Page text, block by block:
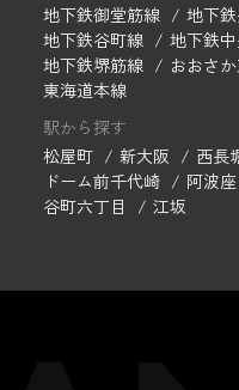
地下鉄御堂筋線
地下
地下鉄谷町線
地下鉄
地下鉄堺筋線
おおさ
東海道本線
駅から探す
松屋町
新大阪 西長
ドーム前千代崎
阿波座
谷町六丁目
江坂